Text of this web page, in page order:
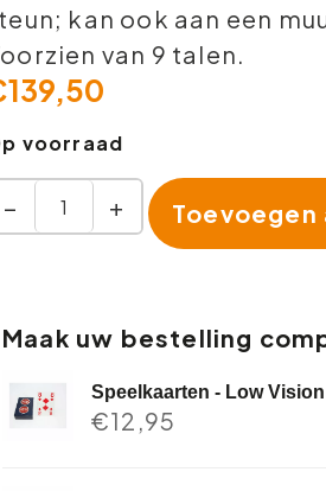
kan ook aan een
van 9 talen.
139,50
voorraad
− + Toevoegen
Maak uw bestelling
Speelkaarten - Low
€12,95